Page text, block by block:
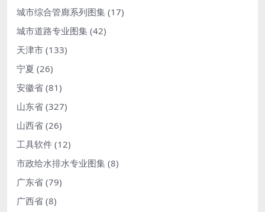
城市综合管廊系列图集 (17)
城市道路专业图集 (42)
天津市 (133)
宁夏 (26)
安徽省 (81)
山东省 (327)
山西省 (26)
工具软件 (12)
市政给水排水专业图集 (8)
广东省 (79)
广西省 (8)